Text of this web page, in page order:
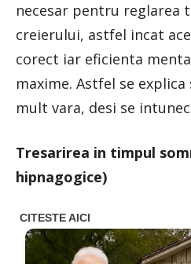
necesar pentru reglarea
creierului, astfel incat
corect iar eficienta
maxime. Astfel se explica
mult vara, desi se
Tresarirea in timpul
hipnagogice)